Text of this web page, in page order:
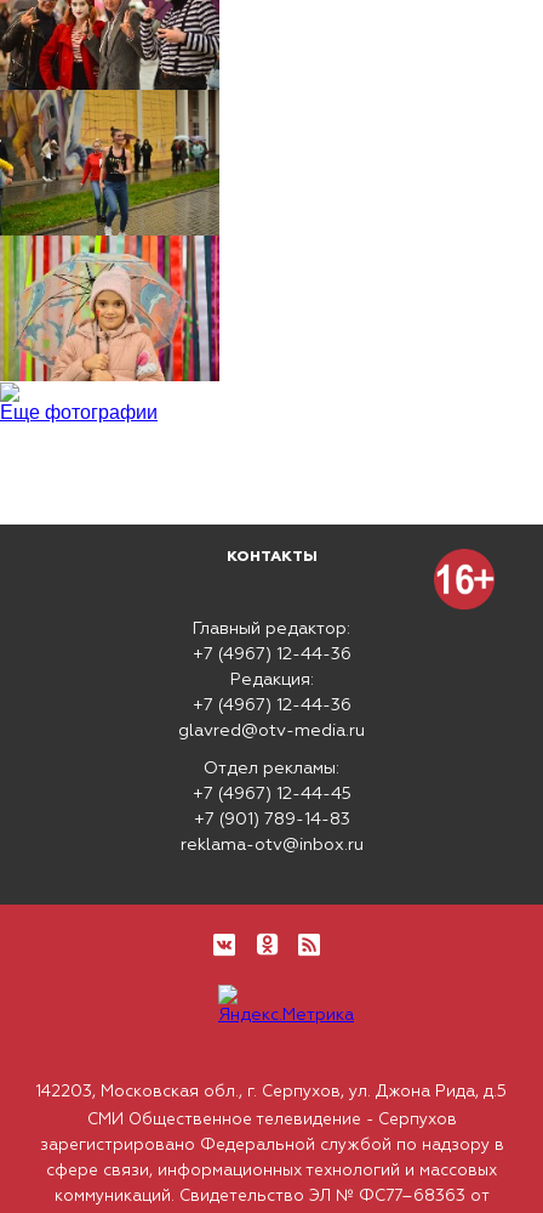
Еще фотографии
КОНТАКТЫ
Главный редактор:
+7 (4967) 12-44-36
Редакция:
+7 (4967) 12-44-36
glavred@otv-media.ru
Отдел рекламы:
+7 (4967) 12-44-45
+7 (901) 789-14-83
reklama-otv@inbox.ru
142203, Московская обл., г. Серпухов, ул. Джона Рида, д.5
СМИ Общественное телевидение - Серпухов
зарегистрировано Федеральной службой по надзору в
сфере связи, информационных технологий и массовых
коммуникаций. Свидетельство ЭЛ № ФС77–68363 от